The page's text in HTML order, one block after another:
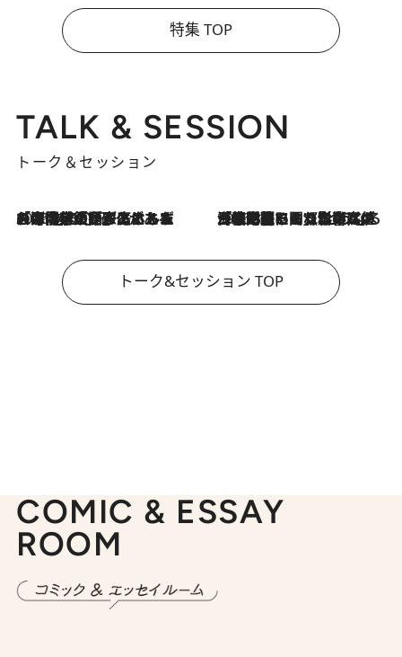
特集 TOP
TALK & SESSION
トーク＆セッション
2026.8.3
「今後値上げがあるとすれば…」「リスクがあるのは今年の冬」エネルギー専門家が語る、ホルムズ海峡封鎖が家庭にもたらす“ある心配” 2026.8.3
「住宅建てられない…」「サーチャージ料の高値が続いている」ホルムズ海峡封鎖による影響はいつまで続く？《エネルギー専門家に聞く“どうなる日本の暮らし”》
トーク&セッション TOP
COMIC & ESSAY
ROOM